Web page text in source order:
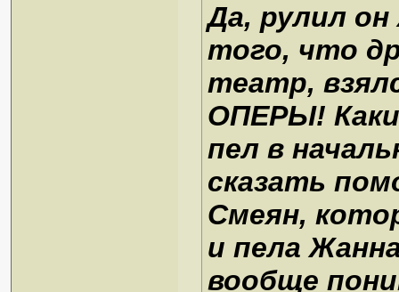
Да, рулил
того, что
театр,
ОПЕРЫ!
пел в
сказать
Смеян,
и пела
вообще